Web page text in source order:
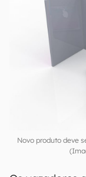
A fonte não
nem